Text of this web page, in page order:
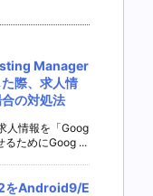
Manager
際、求人情
の対処法
人情報を「Goog
るためにGoog ...
をAndroid9/E